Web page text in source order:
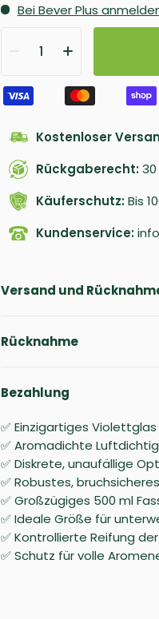
Bei Bever Plus
1
Kostenloser
Rückgaberecht:30
Käuferschutz:Bis
Kundenservice:
Versand und
Rücknahme
Bezahlung
✅ Einzigartiges Violettglas
✅ Aromadichte
✅ Diskrete, unaufällige
✅ Robustes,
✅ Großzügiges 500 ml
✅ Ideale Größe für
✅ Kontrollierte Reifung
✅ Schutz für volle